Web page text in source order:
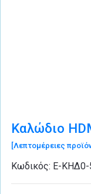
Καλώδιο
[Λεπτομέρειες
Κωδικός: Ε-ΚΗΔ0-